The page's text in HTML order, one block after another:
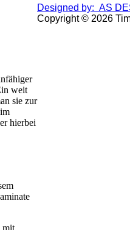
weit
sie zur
hierbei
mit
Designed by: AS
Copyright © 2026